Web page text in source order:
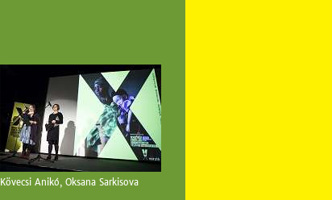
Kövecsi Anikó, Oksana Sarkisova